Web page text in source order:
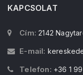
KAPCSOLAT
Cím: 2142
E-mail:
Telefon: +36 1